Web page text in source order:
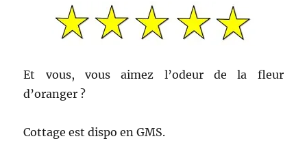
Et vous, vous aimez l’odeur de la fleur
d’oranger ?
Cottage est dispo en GMS.